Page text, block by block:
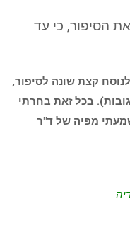
הסיפור, כי עד
קצת שונה לסיפור,
בכל זאת בחרתי
מפיה של ד"ר